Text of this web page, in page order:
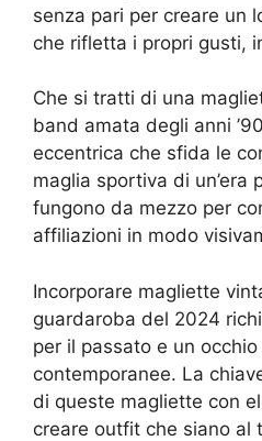
senza pari per creare un
che rifletta i propri gusti,
Che si tratti di una
band amata degli anni
eccentrica che sfida le
maglia sportiva di un’era
fungono da mezzo per
affiliazioni in modo
Incorporare magliette
guardaroba del 2024
per il passato e un
contemporanee. La
di queste magliette con
creare outfit che siano al